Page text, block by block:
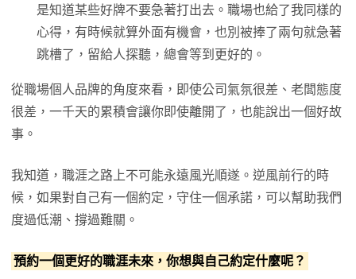
是知道某些好牌不要急著打出去。職場也給了我同樣的
心得，有時候就算外面有機會，也別被捧了兩句就急著
跳槽了，留給人探聽，總會等到更好的。
從職場個人品牌的角度來看，即使公司氣氛很差、老闆態度
很差，一千天的累積會讓你即使離開了，也能說出一個好故
事。
我知道，職涯之路上不可能永遠風光順遂。逆風前行的時
候，如果對自己有一個約定，守住一個承諾，可以幫助我們
度過低潮、撐過難關。
預約一個更好的職涯未來，你想與自己約定什麼呢？